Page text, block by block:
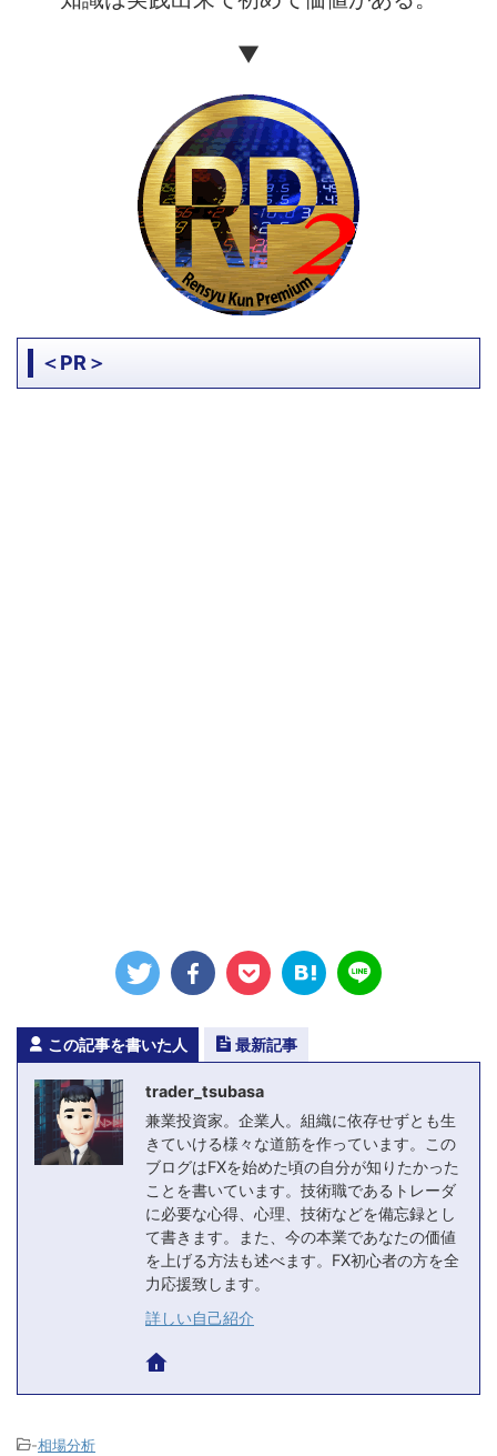
▼
＜PR＞
この記事を書いた人 最新記事
trader_tsubasa
兼業投資家。企業人。組織に依存せずとも生
きていける様々な道筋を作っています。この
ブログはFXを始めた頃の自分が知りたかった
ことを書いています。技術職であるトレーダ
に必要な心得、心理、技術などを備忘録とし
て書きます。また、今の本業であなたの価値
を上げる方法も述べます。FX初心者の方を全
力応援致します。
詳しい自己紹介
-相場分析